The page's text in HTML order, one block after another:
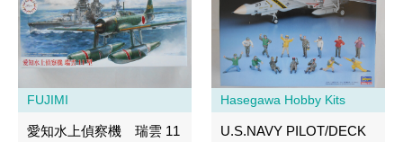
FUJIMI
愛知水上偵察機 瑞雲 11
Hasegawa Hobby Kits
U.S.NAVY PILOT/DECK